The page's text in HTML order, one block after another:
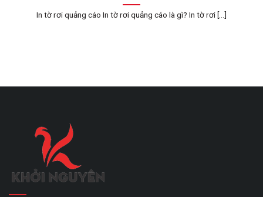
In tờ rơi quảng cáo In tờ rơi quảng cáo là gì? In tờ rơi [...]